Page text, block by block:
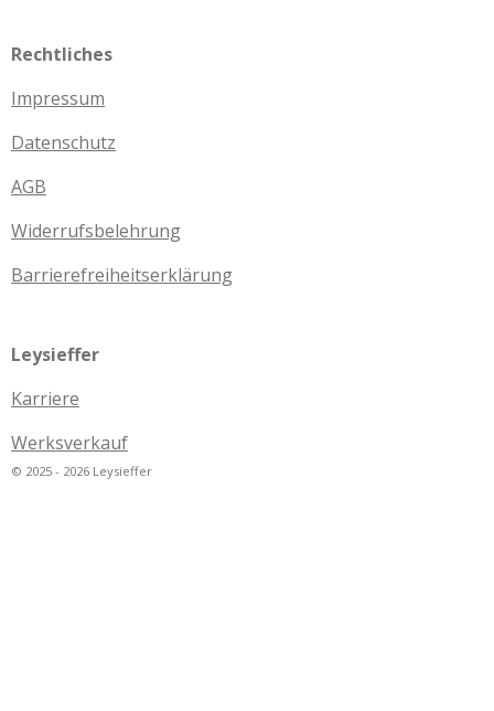
Rechtliches
Impressum
Datenschutz
AGB
Widerrufsbelehrung
Barrierefreiheitserklärung
Leysieffer
Karriere
Werksverkauf
© 2025 - 2026 Leysieffer